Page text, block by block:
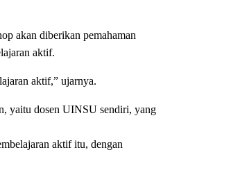
akan diberikan pemahaman
aktif.
aktif,” ujarnya.
yaitu dosen UINSU sendiri, yang
aktif itu, dengan